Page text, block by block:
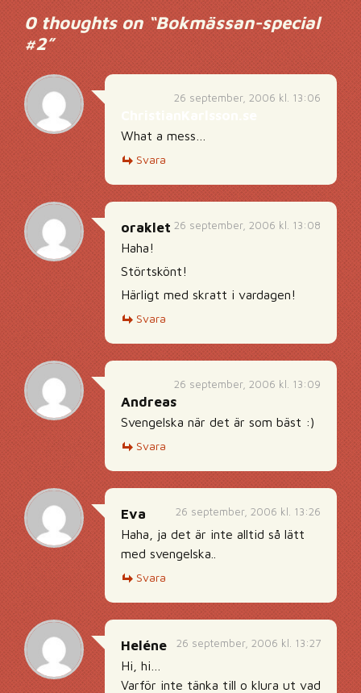
0 thoughts on “Bokmässan-special
#2”
26 september, 2006 kl. 13:06
What a mess…
Svara
26 september, 2006 kl. 13:08
oraklet
Haha!
Störtskönt!
Härligt med skratt i vardagen!
Svara
26 september, 2006 kl. 13:09
Andreas
Svengelska när det är som bäst :)
Svara
26 september, 2006 kl. 13:26
Eva
Haha, ja det är inte alltid så lätt
med svengelska..
Svara
26 september, 2006 kl. 13:27
Heléne
Hi, hi…
Varför inte tänka till o klura ut vad